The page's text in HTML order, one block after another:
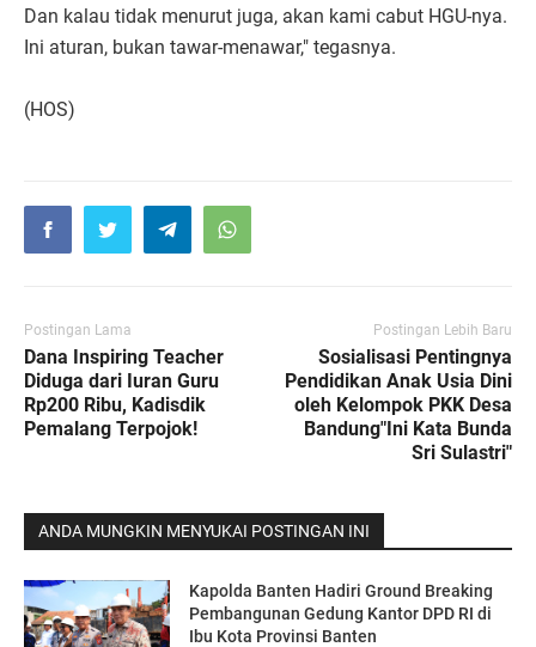
Dan kalau tidak menurut juga, akan kami cabut HGU-nya.
Ini aturan, bukan tawar-menawar," tegasnya.
(HOS)
Postingan Lama
Dana Inspiring Teacher
Diduga dari Iuran Guru
Rp200 Ribu, Kadisdik
Pemalang Terpojok!
Postingan Lebih Baru
Sosialisasi Pentingnya
Pendidikan Anak Usia Dini
oleh Kelompok PKK Desa
Bandung"Ini Kata Bunda
Sri Sulastri"
ANDA MUNGKIN MENYUKAI POSTINGAN INI
Kapolda Banten Hadiri Ground Breaking
Pembangunan Gedung Kantor DPD RI di
Ibu Kota Provinsi Banten